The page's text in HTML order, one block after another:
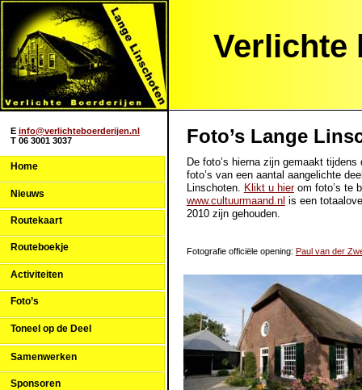
De foto’s hierna zijn gemaakt
foto’s van een aantal aangelichte
Linschoten.
Klikt u hierom foto’s te
www.cultuurmaand.nl is een
2010 zijn gehouden.
Fotografie officiële opening: Paul van der
E info@verlichteboerderijen.nl
T 06 3001 3037
Home
Nieuws
Routekaart
Routeboekje
Activiteiten
Foto’s
Toneel op de Deel
Samenwerken
Sponsoren
Verlichte
Foto’s Lange